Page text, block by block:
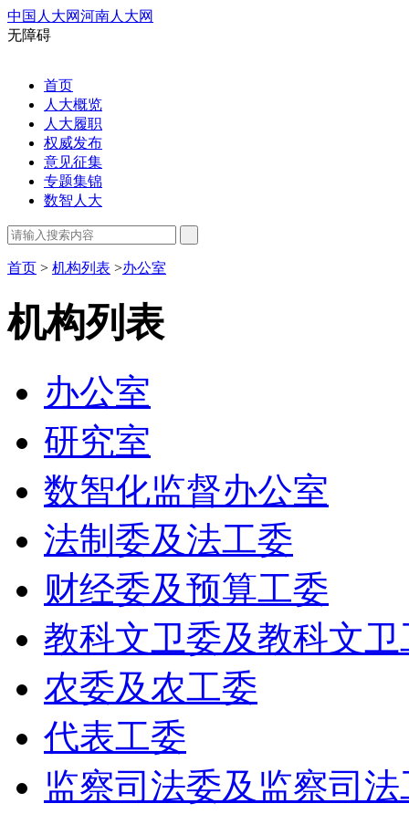
中国人大网河南人大网
无障碍
首页
人大概览
人大履职
权威发布
意见征集
专题集锦
数智人大
首页 > 机构列表 >办公室
机构列表
办公室
研究室
数智化监督办公室
法制委及法工委
财经委及预算工委
教科文卫委及教科文卫
农委及农工委
代表工委
监察司法委及监察司